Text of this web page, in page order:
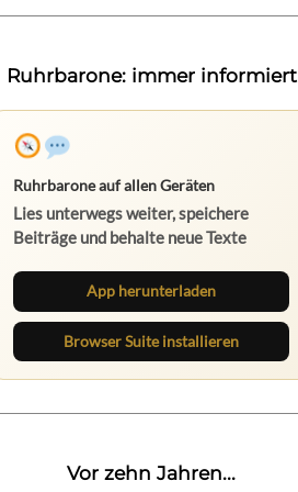
Ruhrbarone: immer informiert
Ruhrbarone auf allen Geräten
Lies unterwegs weiter, speichere
Beiträge und behalte neue Texte
App herunterladen
Browser Suite installieren
Vor zehn Jahren...